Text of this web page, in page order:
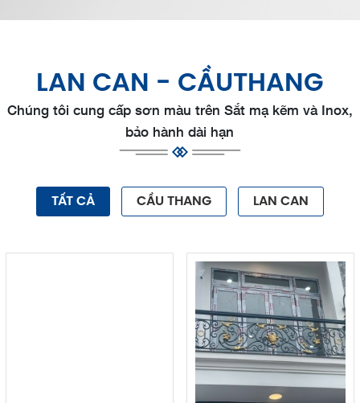
LAN CAN - CẦUTHANG
Chúng tôi cung cấp sơn màu trên Sắt mạ kẽm và Inox,
bảo hành dài hạn
TẤT CẢ CẦU THANG LAN CAN